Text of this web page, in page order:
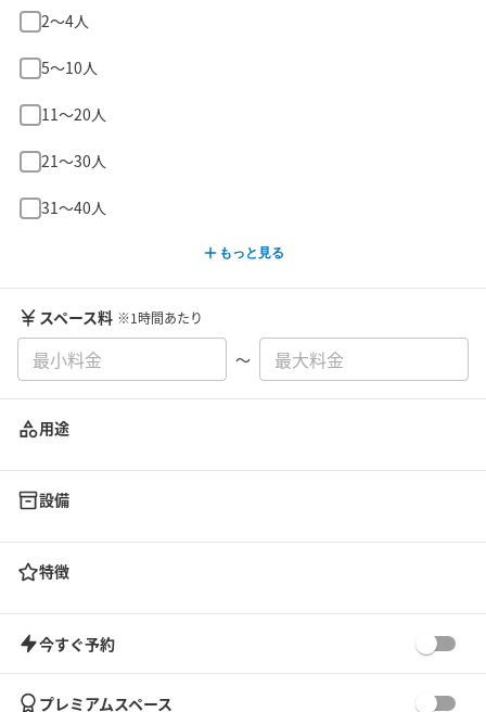
2〜4人
5〜10人
11〜20人
21〜30人
31〜40人
もっと見る
スペース料 ※1時間あたり
〜
用途
設備
特徴
今すぐ予約
プレミアムスペース